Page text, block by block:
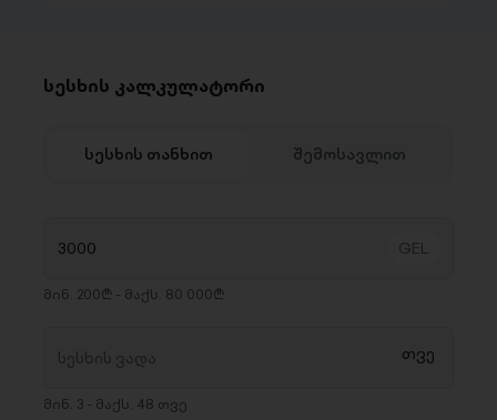
სესხის კალკულატორი
სესხის თანხით შემოსავლით
მინ. 200₾ - მაქს. 80 000₾
მინ. 3 - მაქს. 48 თვე